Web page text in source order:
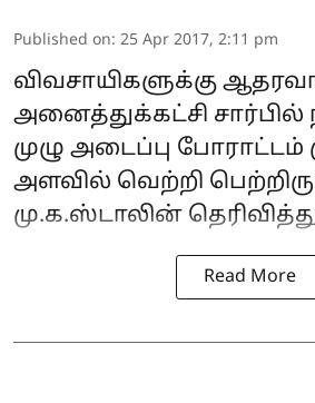
Published on: 25 Apr 2017, 2:11 pm
விவசாயிகளுக்கு
அனைத்துக்கட்சி சார்பில்
முழு அடைப்பு
அளவில் வெற்றி
மு.க.ஸ்டாலின்
Read More